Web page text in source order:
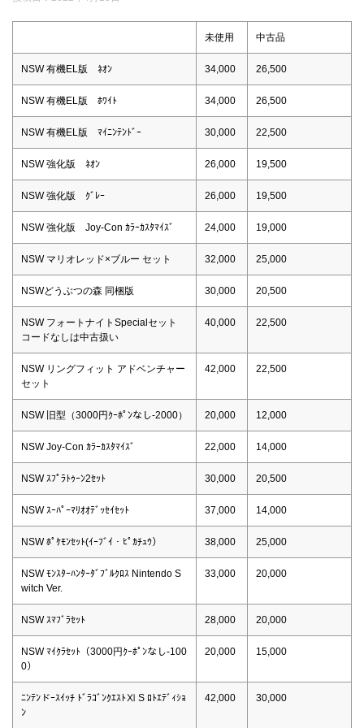
未使用 中古品
NSW 有機EL版 ﾈｵﾝ 34,000 26,500
NSW 有機EL版 ﾎﾜｲﾄ 34,000 26,500
NSW 有機EL版 ﾏｲﾆﾝﾃﾝﾄﾞｰ 30,000 22,500
NSW 強化版 ﾈｵﾝ 26,000 19,500
NSW 強化版 ｸﾞﾚｰ 26,000 19,500
NSW 強化版 Joy-Con ｶﾗｰｶｽﾀﾏｲｽﾞ 24,000 19,000
NSW マリオレッド×ブルー セット 32,000 25,000
NSWどうぶつの森 同梱版 30,000 20,500
NSW フォートナイトSpecialセット
コードなしは中古扱い
40,000 22,500
NSW リングフィット アドベンチャー
セット
42,000 22,500
NSW 旧型（3000円ｸｰﾎﾟﾝなし-2000） 20,000 12,000
NSW Joy-Con ｶﾗｰｶｽﾀﾏｲｽﾞ 22,000 14,000
NSW ｽﾌﾟﾗﾄｩｰﾝ2ｾｯﾄ 30,000 20,500
NSW ｽｰﾊﾟｰﾏﾘｵｵﾃﾞｯｾｲｾｯﾄ 37,000 14,000
NSW ﾎﾟｹﾓﾝｾｯﾄ(ｲｰﾌﾞｲ・ﾋﾟｶﾁｭｳ） 38,000 25,000
NSW ﾓﾝｽﾀｰﾊﾝﾀｰﾀﾞﾌﾞﾙｸﾛｽ Nintendo S
witch Ver.
33,000 20,000
NSW ｽﾏﾌﾞﾗｾｯﾄ 28,000 20,000
NSW ﾏｲｸﾗｾｯﾄ（3000円ｸｰﾎﾟﾝなし-100
0）
20,000 15,000
ﾆﾝﾃﾝドｰｽｲｯﾁ ﾄﾞﾗｺﾞﾝｸｴｽﾄⅪ S ﾛﾄｴﾃﾞｨｼｮ
ﾝ
42,000 30,000